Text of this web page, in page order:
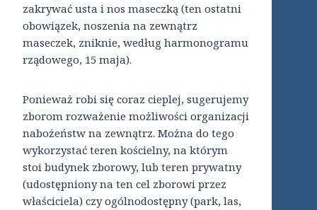
zakrywać usta i nos maseczką (ten ostatni
obowiązek, noszenia na zewnątrz
maseczek, zniknie, według harmonogramu
rządowego, 15 maja).
Ponieważ robi się coraz cieplej, sugerujemy
zborom rozważenie możliwości organizacji
nabożeństw na zewnątrz. Można do tego
wykorzystać teren kościelny, na którym
stoi budynek zborowy, lub teren prywatny
(udostępniony na ten cel zborowi przez
właściciela) czy ogólnodostępny (park, las,